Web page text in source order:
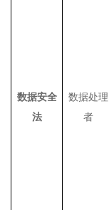
数据安全
法
数据处理
者